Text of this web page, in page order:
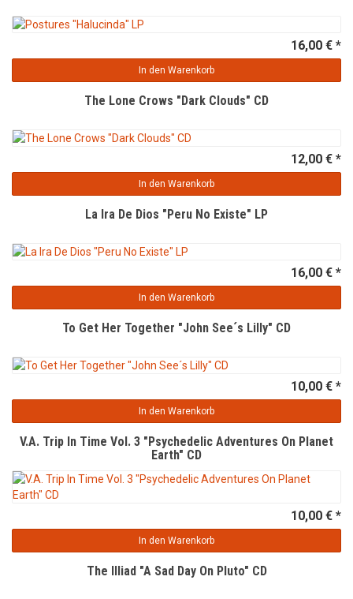
16,00 € *
In den Warenkorb
The Lone Crows "Dark Clouds" CD
12,00 € *
In den Warenkorb
La Ira De Dios "Peru No Existe" LP
16,00 € *
In den Warenkorb
To Get Her Together "John See´s Lilly" CD
10,00 € *
In den Warenkorb
V.A. Trip In Time Vol. 3 "Psychedelic Adventures On Planet
Earth" CD
10,00 € *
In den Warenkorb
The Illiad "A Sad Day On Pluto" CD